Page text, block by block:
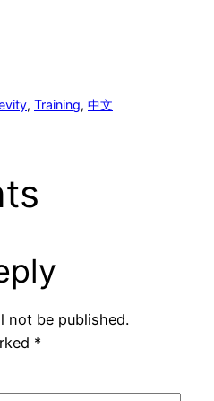
, Training, 中文
not be published.
*